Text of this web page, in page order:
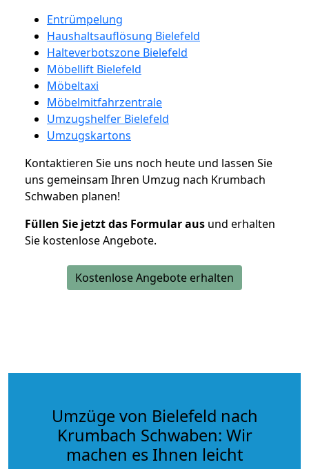
Entrümpelung
Haushaltsauflösung Bielefeld
Halteverbotszone Bielefeld
Möbellift Bielefeld
Möbeltaxi
Möbelmitfahrzentrale
Umzugshelfer Bielefeld
Umzugskartons
Kontaktieren Sie uns noch heute und lassen Sie
uns gemeinsam Ihren Umzug nach Krumbach
Schwaben planen!
Füllen Sie jetzt das Formular aus und erhalten
Sie kostenlose Angebote.
Kostenlose Angebote erhalten
Umzüge von Bielefeld nach
Krumbach Schwaben: Wir
machen es Ihnen leicht